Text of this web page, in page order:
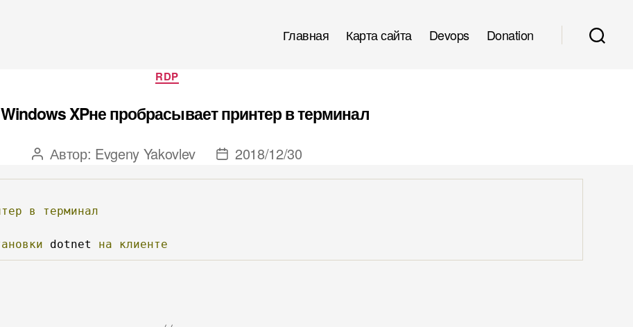
Главная Карта сайта Devops
Donation
Рубрики
RDP
XPне пробрасывает принтер в терминал
Автор
записи
Автор: Evgeny Yakovlev
Дата
записи
2018/12/30
в
терминал
dotnet на клиенте